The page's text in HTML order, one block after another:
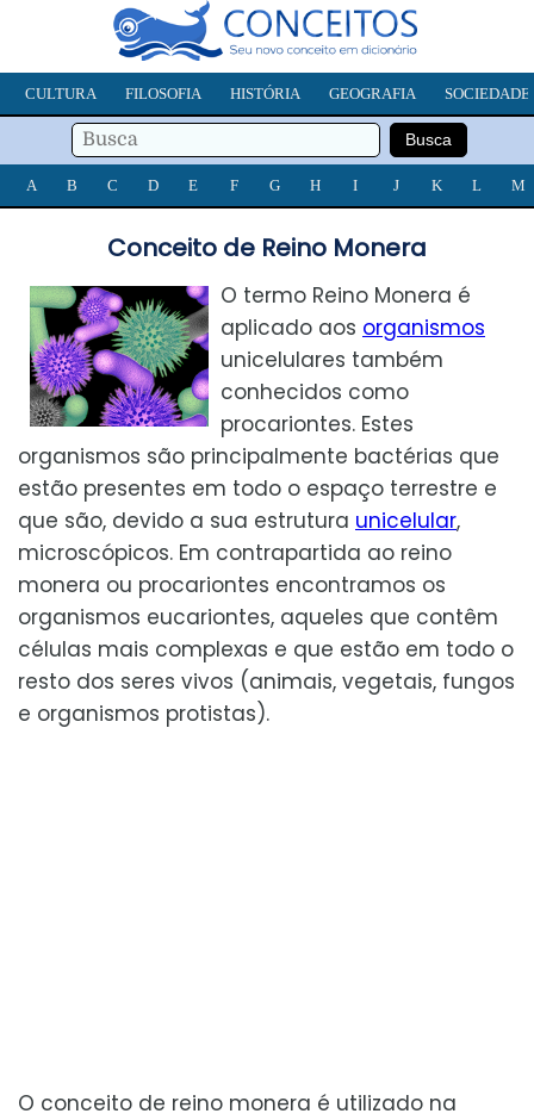
CULTURA FILOSOFIA HISTÓRIA GEOGRAFIA SOCIEDADE
A B C D E F G H I J K L M
Conceito de Reino Monera
O termo Reino Monera é
aplicado aos organismos
unicelulares também
conhecidos como
procariontes. Estes
organismos são principalmente bactérias que
estão presentes em todo o espaço terrestre e
que são, devido a sua estrutura unicelular,
microscópicos. Em contrapartida ao reino
monera ou procariontes encontramos os
organismos eucariontes, aqueles que contêm
células mais complexas e que estão em todo o
resto dos seres vivos (animais, vegetais, fungos
e organismos protistas).
O conceito de reino monera é utilizado na